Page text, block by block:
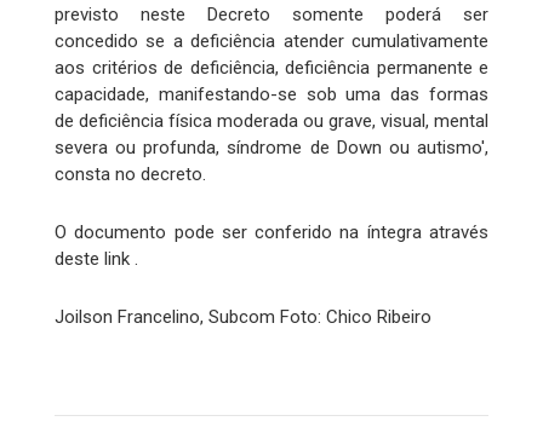
previsto neste Decreto somente poderá ser
concedido se a deficiência atender cumulativamente
aos critérios de deficiência, deficiência permanente e
capacidade, manifestando-se sob uma das formas
de deficiência física moderada ou grave, visual, mental
severa ou profunda, síndrome de Down ou autismo',
consta no decreto.
O documento pode ser conferido na íntegra através
deste link .
Joilson Francelino, Subcom Foto: Chico Ribeiro